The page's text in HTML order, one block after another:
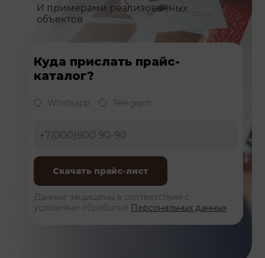
И примерами реализованных
объектов
Куда прислать прайс-
каталог?
Whatsapp Telegram
Данные защищены в соответствии с
условиями обработки Персональных данных